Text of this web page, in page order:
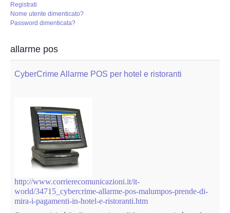
Perizia IoT e IIoT
Perizia Ransomware Malware
Perizia Incidente Stradale
INDAGINI DIGITALI
Digital Intelligence OSINT
Indagini Smartphone,Tablet
Registrati
Nome utente dimenticato?
Password dimenticata?
allarme pos
CyberCrime Allarme POS per hotel e ristoranti
http://www.corrierecomunicazioni.it/it-
world/34715_cybercrime-allarme-pos-malumpos-prende-di-
mira-i-pagamenti-in-hotel-e-ristoranti.htm